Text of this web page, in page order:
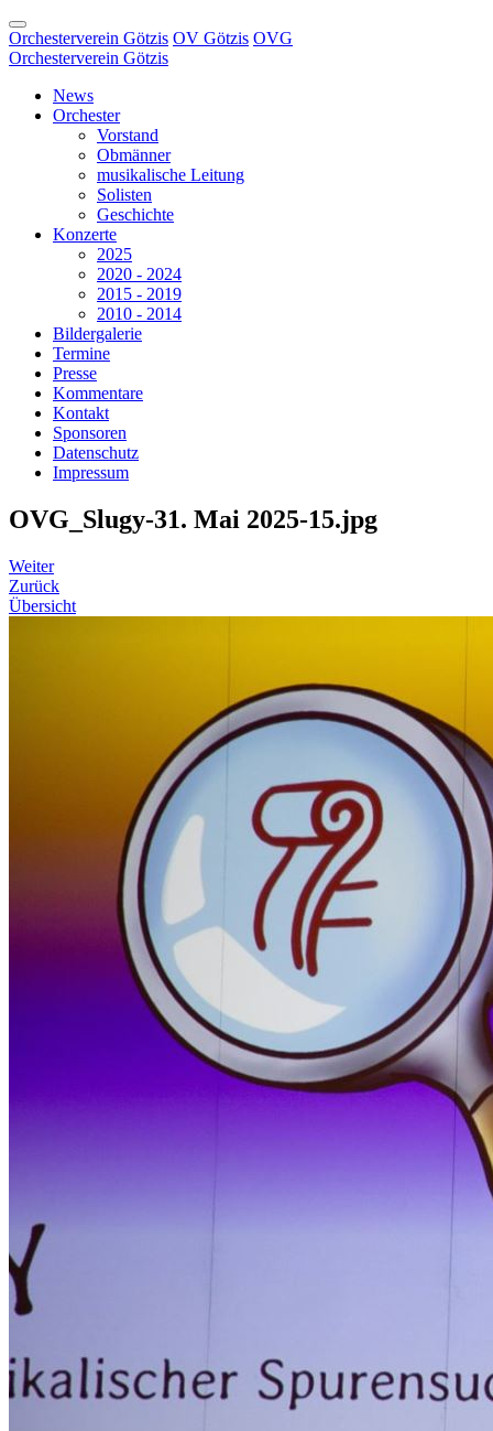
Orchesterverein Götzis OV Götzis OVG
Orchesterverein Götzis
News
Orchester
Vorstand
Obmänner
musikalische Leitung
Solisten
Geschichte
Konzerte
2025
2020 - 2024
2015 - 2019
2010 - 2014
Bildergalerie
Termine
Presse
Kommentare
Kontakt
Sponsoren
Datenschutz
Impressum
OVG_Slugy-31. Mai 2025-15.jpg
Weiter
Zurück
Übersicht